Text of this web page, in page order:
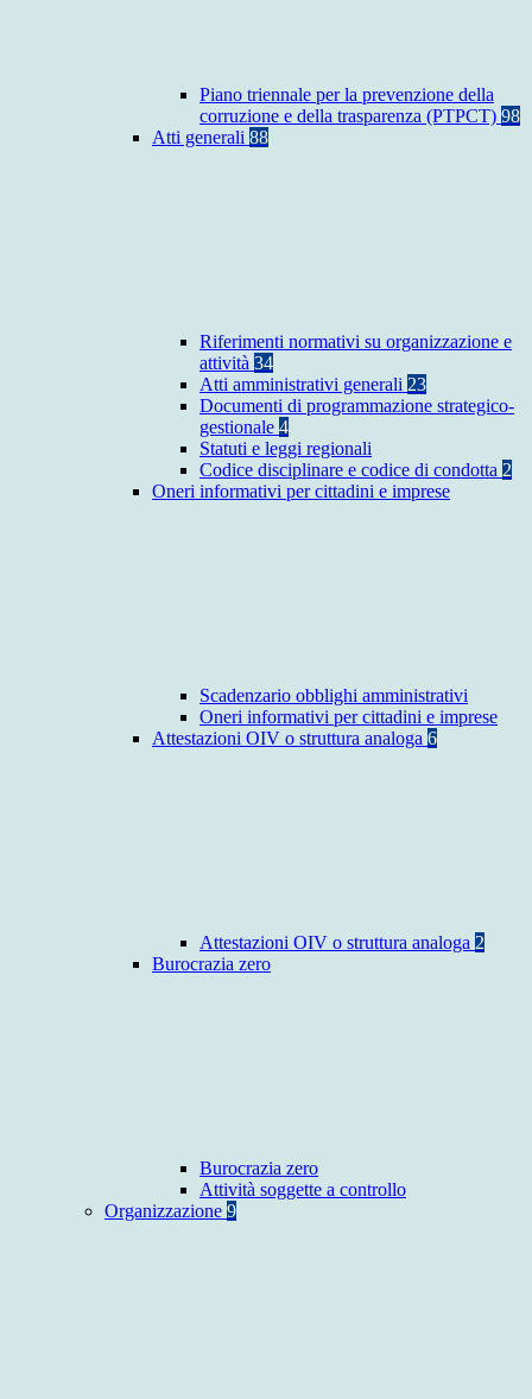
Piano triennale per la prevenzione della
corruzione e della trasparenza (PTPCT) 98
Atti generali 88
Riferimenti normativi su organizzazione e
attività 34
Atti amministrativi generali 23
Documenti di programmazione strategico-
gestionale 4
Statuti e leggi regionali
Codice disciplinare e codice di condotta 2
Oneri informativi per cittadini e imprese
Scadenzario obblighi amministrativi
Oneri informativi per cittadini e imprese
Attestazioni OIV o struttura analoga 6
Attestazioni OIV o struttura analoga 2
Burocrazia zero
Burocrazia zero
Attività soggette a controllo
Organizzazione 9